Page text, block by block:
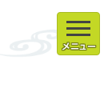
メニュー